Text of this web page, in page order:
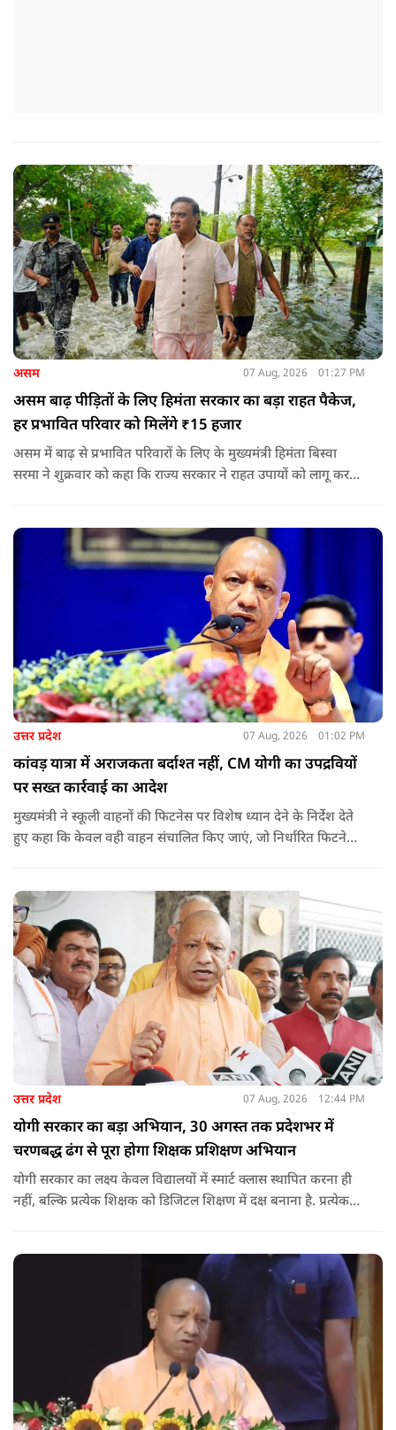
असम 07 Aug, 2026 01:27 PM
असम बाढ़ पीड़ितों के लिए हिमंता सरकार का बड़ा राहत पैकेज,
हर प्रभावित परिवार को मिलेंगे ₹15 हजार
असम में बाढ़ से प्रभावित परिवारों के लिए के मुख्यमंत्री हिमंता बिस्वा
सरमा ने शुक्रवार को कहा कि राज्य सरकार ने राहत उपायों को लागू करना
उत्तर प्रदेश 07 Aug, 2026 01:02 PM
कांवड़ यात्रा में अराजकता बर्दाश्त नहीं, CM योगी का उपद्रवियों
पर सख्त कार्रवाई का आदेश
मुख्यमंत्री ने स्कूली वाहनों की फिटनेस पर विशेष ध्यान देने के निर्देश देते
हुए कहा कि केवल वही वाहन संचालित किए जाएं, जो निर्धारित फिटनेस
ताकि विद्यार्थियों और आम नागरिकों की सुरक्षा सुनिश्चित की जा सके.
उत्तर प्रदेश 07 Aug, 2026 12:44 PM
योगी सरकार का बड़ा अभियान, 30 अगस्त तक प्रदेशभर में
चरणबद्ध ढंग से पूरा होगा शिक्षक प्रशिक्षण अभियान
योगी सरकार का लक्ष्य केवल विद्यालयों में स्मार्ट क्लास स्थापित करना ही
नहीं, बल्कि प्रत्येक शिक्षक को डिजिटल शिक्षण में दक्ष बनाना है. प्रत्येक